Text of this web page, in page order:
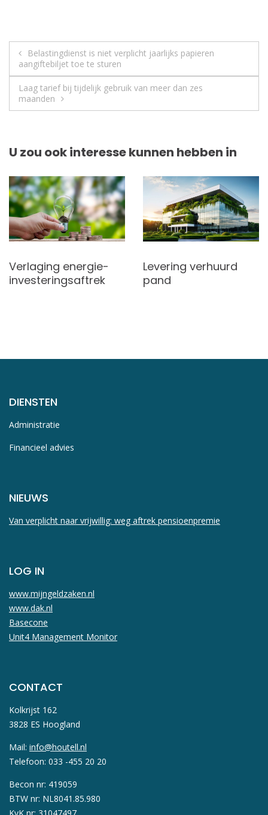
Berichtnavigatie
Belastingdienst is niet verplicht jaarlijks papieren
aangiftebiljet toe te sturen
Laag tarief bij tijdelijk gebruik van meer dan zes
maanden
U zou ook interesse kunnen hebben in
Verlaging energie-
investeringsaftrek
Levering verhuurd
pand
DIENSTEN
Administratie
Financieel advies
NIEUWS
Van verplicht naar vrijwillig: weg aftrek pensioenpremie
LOG IN
www.mijngeldzaken.nl
www.dak.nl
Basecone
Unit4 Management Monitor
CONTACT
Kolkrijst 162
3828 ES Hoogland
Mail: info@houtell.nl
Telefoon: 033 -455 20 20
Becon nr: 419059
BTW nr: NL8041.85.980
KvK nr: 31047497